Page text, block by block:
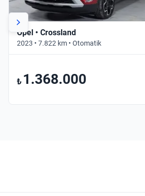
Opel • Crossland
2023 • 7.822 km • Otomatik
₺ 1.368.000